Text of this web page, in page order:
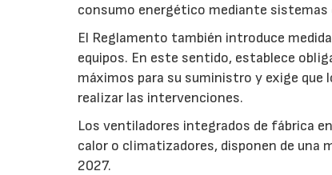
consumo energético mediante
El Reglamento también introduce
equipos. En este sentido, establece
máximos para su suministro y exige
realizar las intervenciones.
Los ventiladores integrados de fábrica
calor o climatizadores, disponen de una
2027.